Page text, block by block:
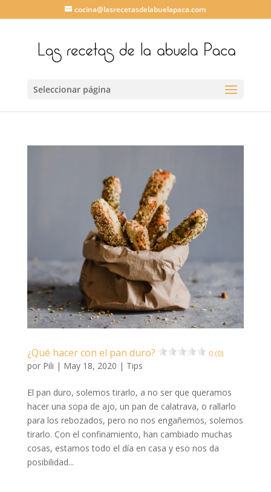
cocina@lasrecetasdelabuelapaca.com
Seleccionar página
¿Qué hacer con el pan duro? 0 (0)
por Pili | May 18, 2020 | Tips
El pan duro, solemos tirarlo, a no ser que queramos
hacer una sopa de ajo, un pan de calatrava, o rallarlo
para los rebozados, pero no nos engañemos, solemos
tirarlo. Con el confinamiento, han cambiado muchas
cosas, estamos todo el día en casa y eso nos da
posibilidad...